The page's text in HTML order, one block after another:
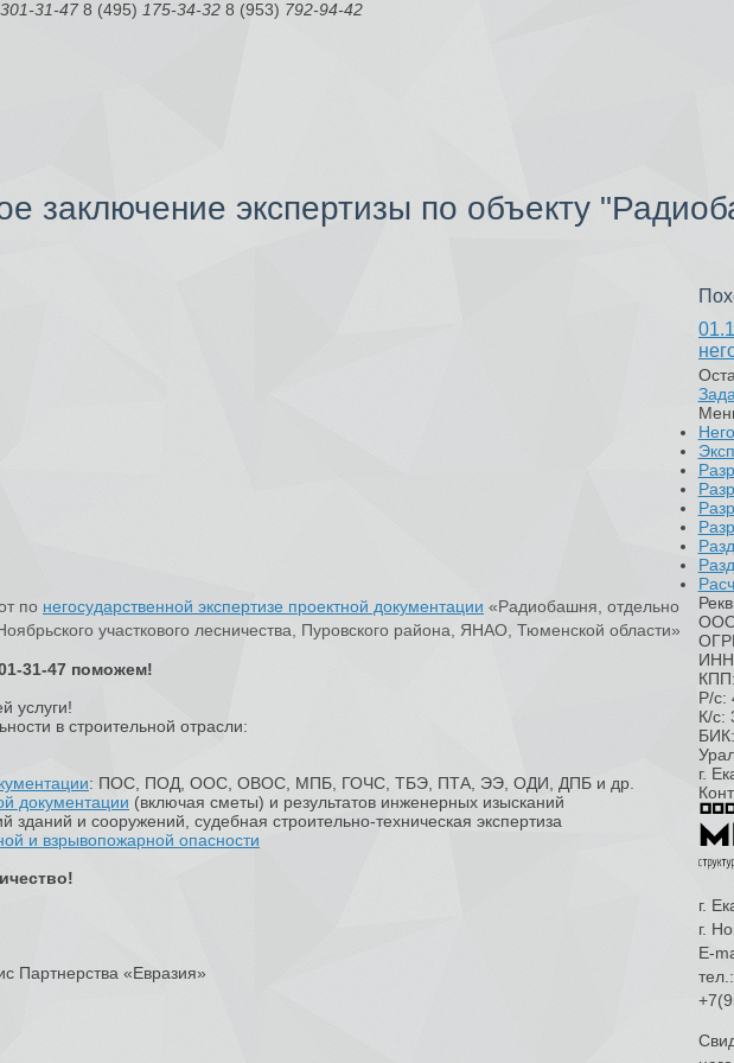
301-31-47 8 (495) 175-34-32 8 (953) 792-94-42
заключение экспертизы по объекту
по негосударственной экспертизе проектной документации «Радиобашня, отдельно
участкового лесничества, Пуровского района, ЯНАО, Тюменской области»
31-47 поможем!
услуги!
в строительной отрасли:
: ПОС, ПОД, ООС, ОВОС, МПБ, ГОЧС, ТБЭ, ПТА, ЭЭ, ОДИ, ДПБ и др.
документации (включая сметы) и результатов инженерных изысканий
зданий и сооружений, судебная строительно-техническая экспертиза
и взрывопожарной опасности
Партнерства «Евразия»
ООО
Р/с:
К/с:
г.
г.
г.
E-